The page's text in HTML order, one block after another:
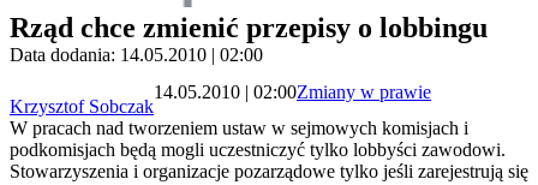
Rząd chce zmienić przepisy o lobbingu
Data dodania: 14.05.2010 | 02:00
Krzysztof Sobczak
14.05.2010 | 02:00Zmiany w prawie
W pracach nad tworzeniem ustaw w sejmowych komisjach i
podkomisjach będą mogli uczestniczyć tylko lobbyści zawodowi.
Stowarzyszenia i organizacje pozarządowe tylko jeśli zarejestrują się